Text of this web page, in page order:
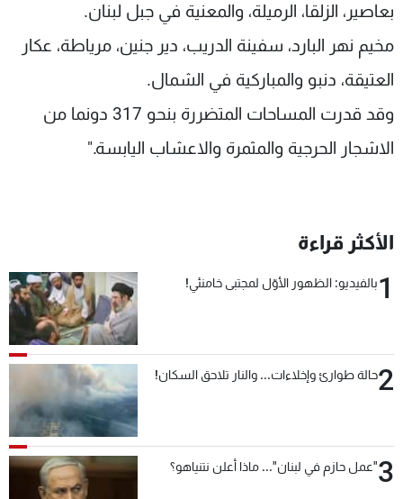
بعاصير، الزلقا، الرميلة، والمعنية في جبل لبنان.
مخيم نهر البارد، سفينة الدريب، دير جنين، مرياطة، عكار
العتيقة، دنبو والمباركية في الشمال.
وقد قدرت المساحات المتضررة بنحو 317 دونما من
الاشجار الحرجية والمثمرة والاعشاب اليابسة."
الأكثر قراءة
1بالفيديو: الظهور الأوّل لمجتبى خامنئي!
2حالة طوارئ وإخلاءات... والنار تلاحق السكان!
3"عمل حازم في لبنان"... ماذا أعلن نتنياهو؟
شاهد البرامج
الترددات
الإنـتـاج
وظائف
تواصل معنا
سياسة الخصوصية